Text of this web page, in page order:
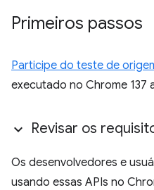
Primeiros passos
Participe do teste de
executado no Chrome 137
Revisar os
Os desenvolvedores e
usando essas APIs no